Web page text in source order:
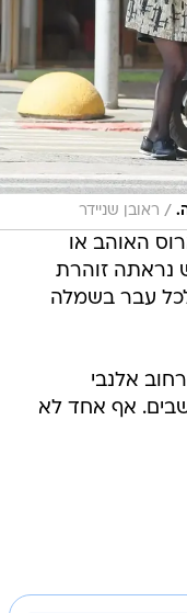
/ ראובן שניידר
האוהב או
נראתה זוהרת
עבר בשמלה
אלנבי
אף אחד לא